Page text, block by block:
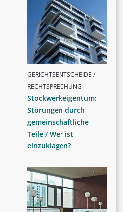
GERICHTSENTSCHEIDE /
RECHTSPRECHUNG
Stockwerkeigentum:
Störungen durch
gemeinschaftliche
Teile / Wer ist
einzuklagen?